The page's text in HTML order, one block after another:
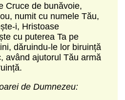
Cruce de bunăvoie,
numit cu numele Tău,
i, Hristoase
cu puterea Ta pe
dăruindu-le lor biruință
având ajutorul Tău armă
de Dumnezeu: